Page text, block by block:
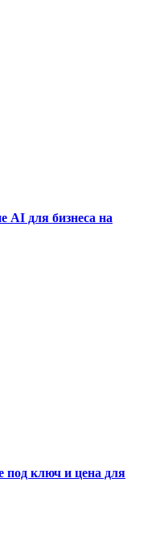
AI для бизнеса на
под ключ и цена для